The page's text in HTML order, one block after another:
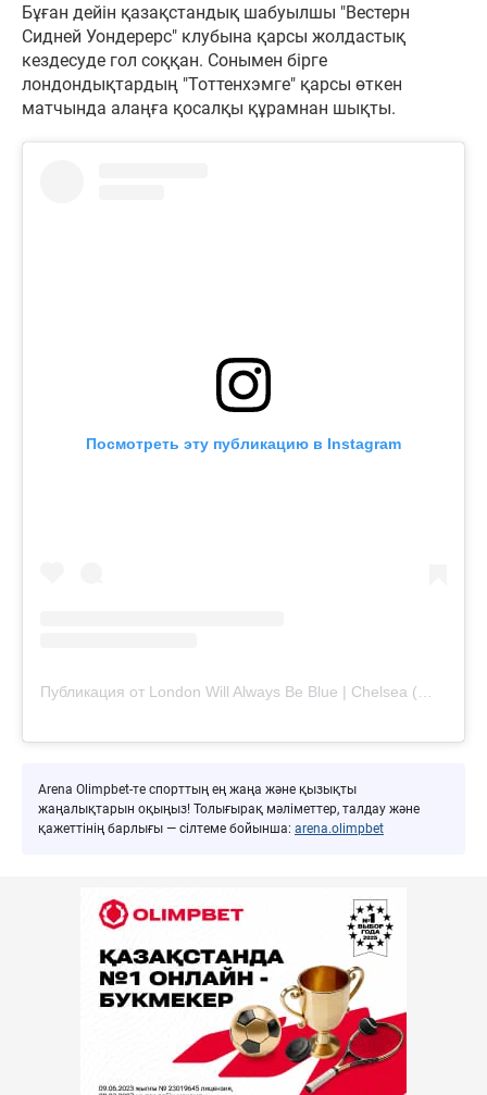
Бұған дейін қазақстандық шабуылшы "Вестерн
Сидней Уондерерс" клубына қарсы жолдастық
кездесуде гол соққан. Сонымен бірге
лондондықтардың "Тоттенхэмге" қарсы өткен
матчында алаңға қосалқы құрамнан шықты.
Посмотреть эту публикацию в Instagram
Arena Olimpbet-те спорттың ең жаңа және қызықты
жаңалықтарын оқыңыз! Толығырақ мәліметтер, талдау және
қажеттінің барлығы — сілтеме бойынша: arena.olimpbet